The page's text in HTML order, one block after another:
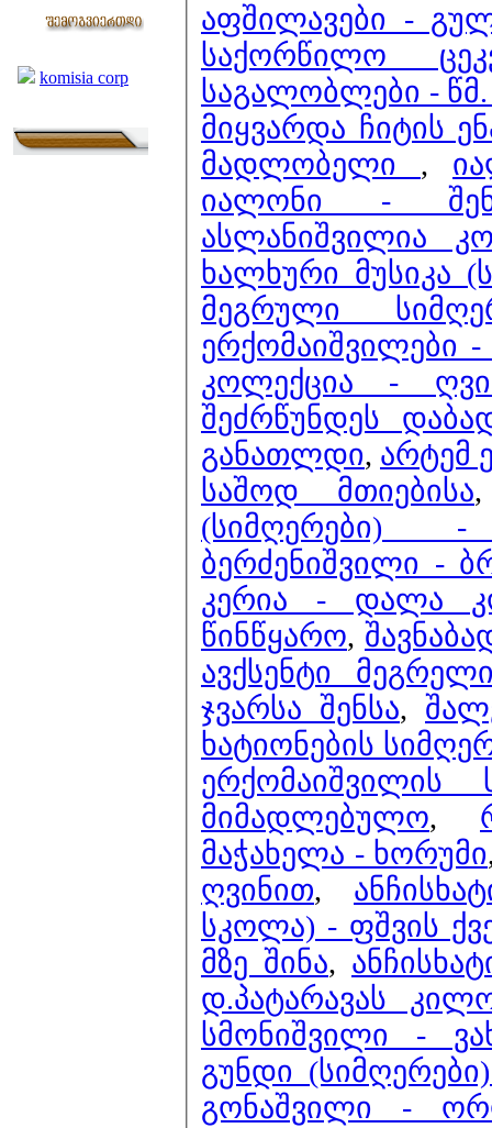
komisia corp
აფშილავები -
საქორწილო
საგალობლები -
მიყვარდა ჩიტის
მადლობელი ,
იალონი - შენ
ასლანიშვილია
ხალხური მუსიკა
მეგრული
ერქომაიშვილები
კოლექცია -
შეძრწუნდეს
განათლდი, არტემ
საშოდ მთიებისა
(სიმღერები) -
ბერძენიშვილი -
კერია - დალა
წინწყარო,
ავქსენტი
ჯვარსა შენსა,
ხატიონების
მიმადლებულო,
მაჭახელა - ხორუმი
ღვინით,
სკოლა) - ფშვის
მზე შინა,
დ.პატარავას
სმონიშვილი -
გუნდი
გონაშვილი -